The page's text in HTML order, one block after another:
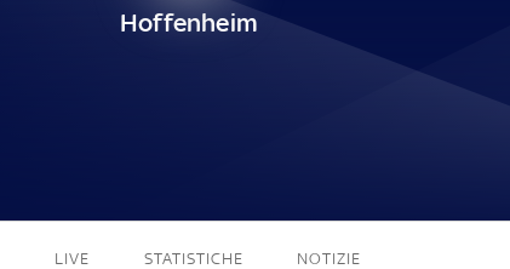
Hoffenheim
LIVE STATISTICHE NOTIZIE